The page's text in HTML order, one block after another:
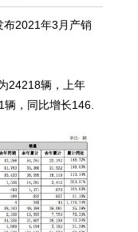
布2021年3月产销
24218辆，上年
，同比增长146.